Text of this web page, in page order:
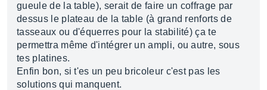
gueule de la table), serait de faire un coffrage par
dessus le plateau de la table (à grand renforts de
tasseaux ou d'équerres pour la stabilité) ça te
permettra même d'intégrer un ampli, ou autre, sous
tes platines.
Enfin bon, si t'es un peu bricoleur c'est pas les
solutions qui manquent.